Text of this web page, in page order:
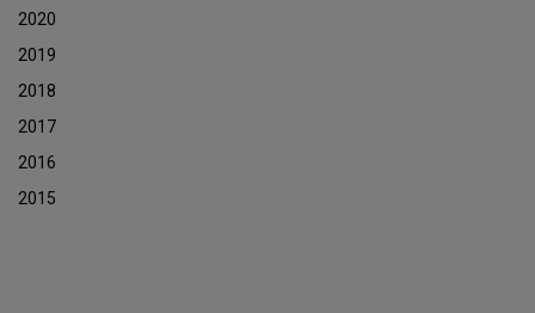
2020
2019
2018
2017
2016
2015